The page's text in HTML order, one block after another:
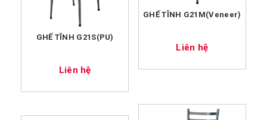
GHẾ TĨNH G21M(Veneer)
Liên hệ
GHẾ TĨNH G21S(PU)
Liên hệ